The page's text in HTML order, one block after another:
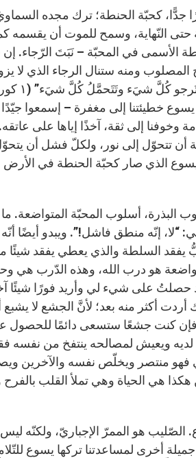
جدًّا، كحبّة الحنطة؛ ترك مجده
النّهاية، وسمح للموت أن يقسمه
الأسمى في المحبّة – نَبَتَ الرّجاء.
ومنه ستنال الرجاء الذي لا
خطيئتنا إلى مغفرة – إسمعوا
إلى ثقة، آخذًا إياها على
أن تتحوّل إلى نور، ولكلّ فشل أن
الذي صار كحبّة الحنطة في
البذرة، أسلوب المحبّة المتواضعة.
“لا، إنّه منطق فاشل!”. ويبدو أيضًا
يفقد السلطة والذي يعطي يفقد شيئًا
هو درب الله، وهذه الدّرب هي
لقد حصلتُ على شيء لي وأريد فورًا شيئًا
أكثر منه بعد؛ لأنَّ الجشع لا يشبع
قاله لنا يسوع بشكل واضح: “مَن أَحَبَّ حياتَهُ فقَدَها” (يوحنا ۱٢، ٢٥)، فإن كنت جشعًا ستسعى دائمًا
لديه ويعيش لمصالحه ينتفخ من نفسه
فهو منتصر ويخلّص نفسه والآخرين
هي الحياة وهي تملأ القلب بالفرح
الصّليب هو الممرّ الإجباريّ، ولكنّه
أخرى لمساعدتنا تركها يسوع